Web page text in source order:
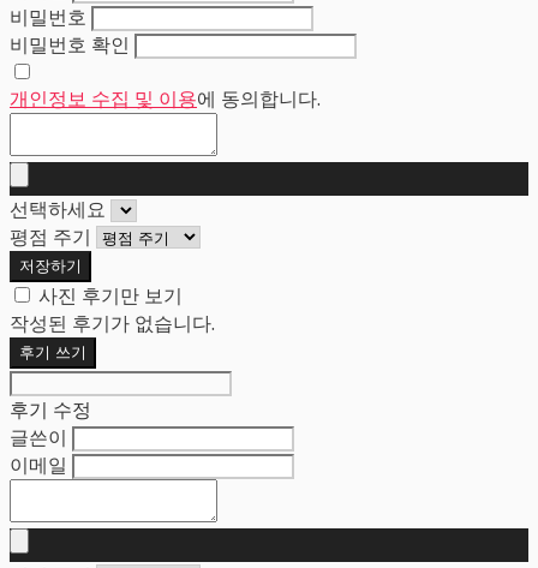
비밀번호
비밀번호 확인
개인정보 수집 및 이용에 동의합니다.
선택하세요
평점 주기
저장하기
사진 후기만 보기
작성된 후기가 없습니다.
후기 쓰기
후기 수정
글쓴이
이메일